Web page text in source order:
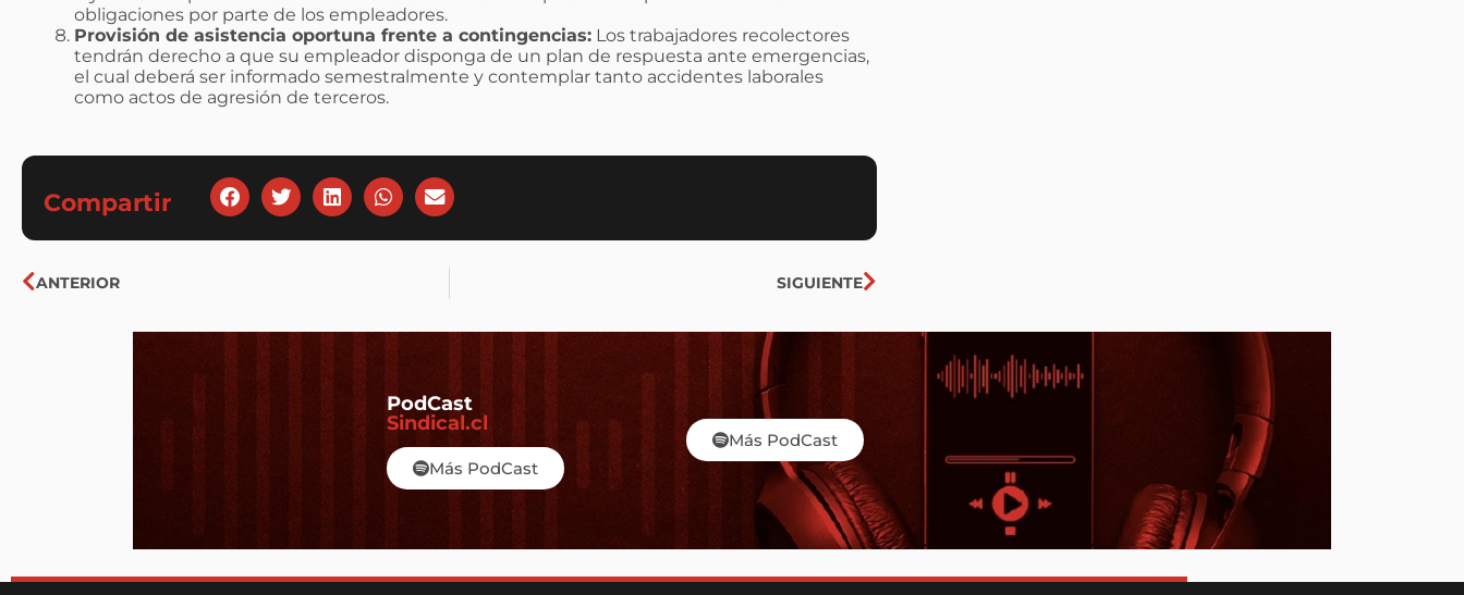
obligaciones por parte de los empleadores.
Provisión de asistencia oportuna frente a contingencias: Los trabajadores recolectores
tendrán derecho a que su empleador disponga de un plan de respuesta ante emergencias,
el cual deberá ser informado semestralmente y contemplar tanto accidentes laborales
como actos de agresión de terceros.
Compartir
ANTERIOR SIGUIENTE
PodCast
Sindical.cl
Más PodCast
Más PodCast